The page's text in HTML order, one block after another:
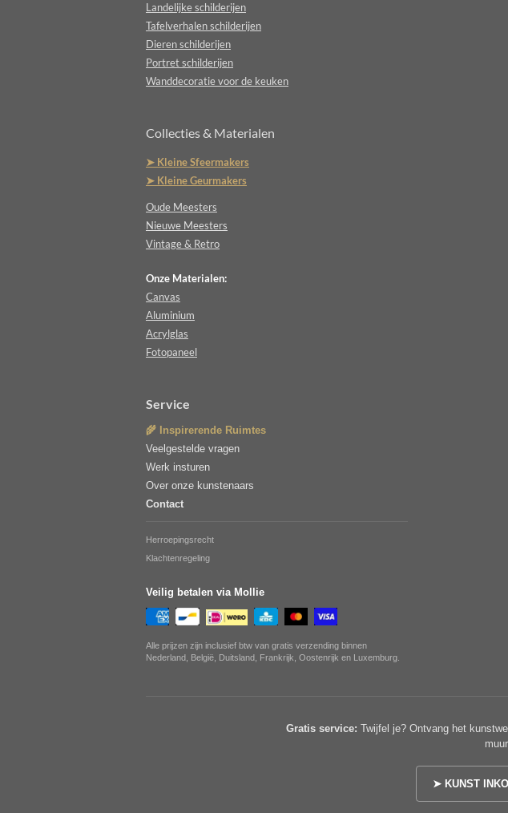
Landelijke schilderijen
Tafelverhalen schilderijen
Dieren schilderijen
Portret schilderijen
Wanddecoratie voor de keuken
Collecties & Materialen
➤ Kleine Sfeermakers
➤ Kleine Geurmakers
Oude Meesters
Nieuwe Meesters
Vintage & Retro
Onze Materialen:
Canvas
Aluminium
Acrylglas
Fotopaneel
Service
🌾 Inspirerende Ruimtes
Veelgestelde vragen
Werk insturen
Over onze kunstenaars
Contact
Herroepingsrecht
Klachtenregeling
Veilig betalen via Mollie
Alle prijzen zijn inclusief btw van gratis verzending binnen
Nederland, België, Duitsland, Frankrijk, Oostenrijk en Luxemburg.
Gratis service: Twijfel je? Ontvang het
➤ KUNST